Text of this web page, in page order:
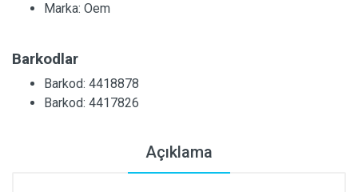
Marka: Oem
Barkodlar
Barkod: 4418878
Barkod: 4417826
Açıklama